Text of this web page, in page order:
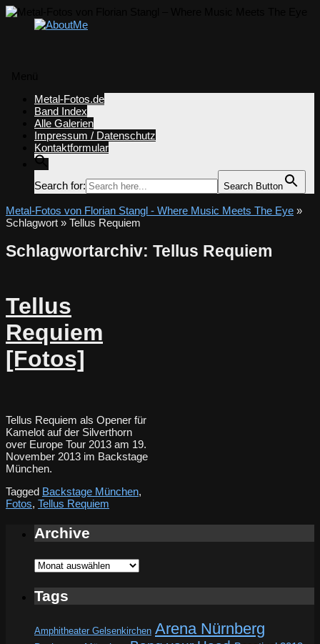
springen
Metal-Fotos.de
Band Index
Alle Galerien
Impressum / Datenschutz
Kontaktformular
Search for: Search Button
Metal-Fotos von Florian Stangl - Where Music Meets The Eye »
Schlagwort » Tellus Requiem
Schlagwortarchiv: Tellus Requiem
Tellus
Requiem
[Fotos]
Tellus Requiem als Opener für
Kamelot auf der Silverthorn
over Europe Tour 2013 am 19.
November 2013 im Backstage
München.
Tagged Backstage München,
Fotos, Tellus Requiem
Archive
Archive
Tags
Amphitheater Gelsenkirchen Arena Nürnberg